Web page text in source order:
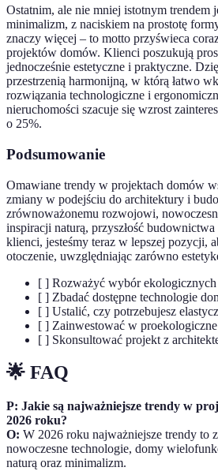
Ostatnim, ale nie mniej istotnym trendem
minimalizm, z naciskiem na prostotę
znaczy więcej – to motto przyświeca
projektów domów. Klienci poszukują
jednocześnie estetyczne i praktyczne.
przestrzenią harmonijną, w którą łatwo
rozwiązania technologiczne i
nieruchomości szacuje się wzrost
o 25%.
Podsumowanie
Omawiane trendy w projektach domów
zmiany w podejściu do architektury i
zrównoważonemu rozwojowi,
inspiracji naturą, przyszłość
klienci, jesteśmy teraz w lepszej pozycji,
otoczenie, uwzględniając zarówno
[ ] Rozważyć wybór ekologicznych
[ ] Zbadać dostępne technologie
[ ] Ustalić, czy potrzebujesz
[ ] Zainwestować w
[ ] Skonsultować projekt z
🌟 FAQ
P: Jakie są najważniejsze trendy w
2026 roku?
O: W 2026 roku najważniejsze trendy to
nowoczesne technologie, domy
naturą oraz minimalizm.